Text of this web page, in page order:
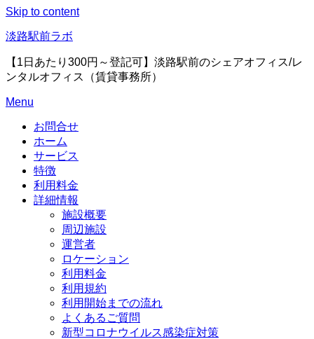
Skip to content
淡路駅前ラボ
【1日あたり300円～登記可】淡路駅前のシェアオフィス/レ
ンタルオフィス（賃貸事務所）
Menu
お問合せ
ホーム
サービス
特徴
利用料金
詳細情報
施設概要
周辺施設
運営者
ロケーション
利用料金
利用規約
利用開始までの流れ
よくあるご質問
新型コロナウイルス感染症対策